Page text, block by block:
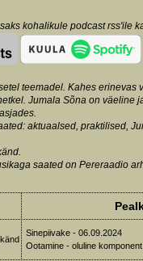
kohalikule podcast rss'ile
teemadel. Kahes
Jumala Sõna on väeline
aktuaalsed, praktilised,
saated on Pereraadio
Sinepiivake - 06.09.2024
Ootamine - oluline